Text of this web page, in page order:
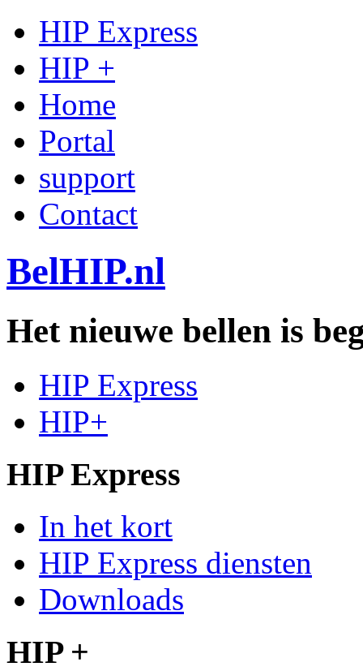
HIP Express
HIP +
Home
Portal
support
Contact
BelHIP.nl
Het nieuwe bellen is
HIP Express
HIP+
HIP Express
In het kort
HIP Express diensten
Downloads
HIP +